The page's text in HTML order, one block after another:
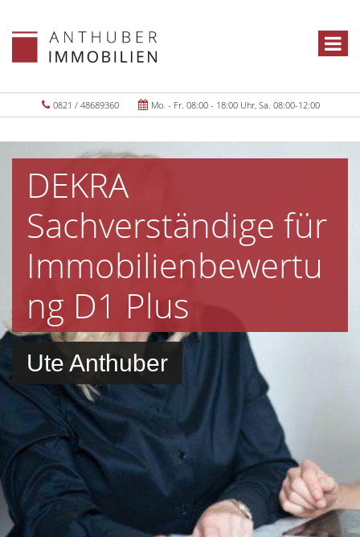
0821 / 48689360 Mo. - Fr. 08:00 - 18:00 Uhr, Sa. 08:00-12:00
DEKRA
Sachverständige für
Immobilienbewertu
ng D1 Plus
Ute Anthuber